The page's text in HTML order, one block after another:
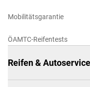
Mobilitätsgarantie
ÖAMTC-Reifentests
Reifen &